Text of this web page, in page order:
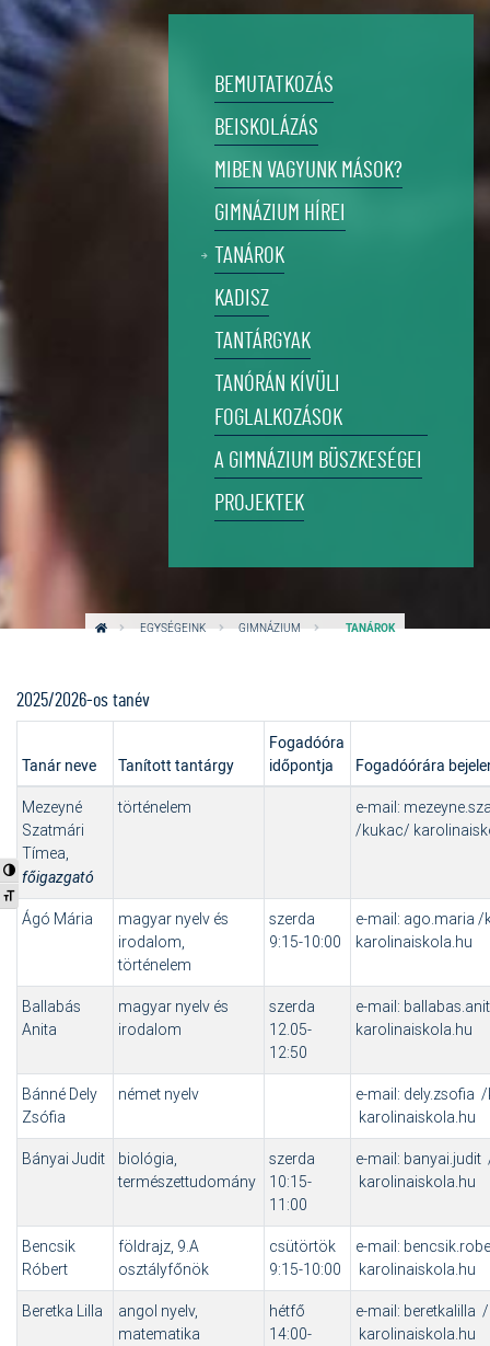
Nagy kontraszt váltása
Betűméret váltása
BEMUTATKOZÁS
BEISKOLÁZÁS
MIBEN VAGYUNK MÁSOK?
GIMNÁZIUM HÍREI
TANÁROK
KADISZ
TANTÁRGYAK
TANÓRÁN KÍVÜLI
FOGLALKOZÁSOK
A GIMNÁZIUM BÜSZKESÉGEI
PROJEKTEK
EGYSÉGEINK GIMNÁZIUM TANÁROK
2025/2026-os tanév
Tanár neve Tanított tantárgy
Fogadóóra
időpontja
Fogadóórára
Mezeyné
Szatmári
Tímea,
főigazgató
történelem
e-mail:
/kukac/
Ágó Mária
magyar nyelv és
irodalom,
történelem
szerda
9:15-10:00
e-mail: ago.maria
karolinaiskola.hu
Ballabás
Anita
magyar nyelv és
irodalom
szerda
12.05-
12:50
e-mail:
karolinaiskola.hu
Bánné Dely
Zsófia
német nyelv
e-mail: dely.zsofia
karolinaiskola.hu
Bányai Judit
biológia,
természettudomány
szerda
10:15-
11:00
e-mail:
karolinaiskola.hu
Bencsik
Róbert
földrajz, 9.A
osztályfőnök
csütörtök
9:15-10:00
e-mail:
karolinaiskola.hu
Beretka Lilla
angol nyelv,
matematika
hétfő
14:00-
e-mail: beretkalilla
karolinaiskola.hu